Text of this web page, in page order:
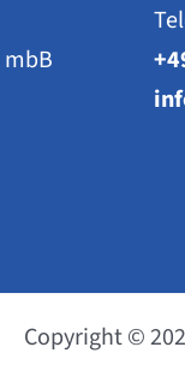
Copyright ©